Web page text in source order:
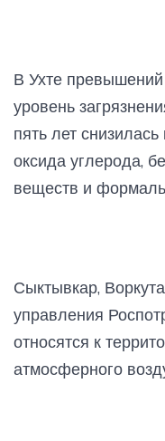
В Ухте
уровень
пять лет
оксида углерода,
веществ и
Сыктывкар,
управления
относятся к
атмосферного